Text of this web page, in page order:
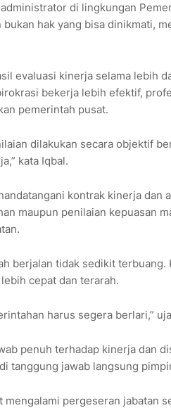
di lingkungan
hak yang bisa dinikmati,
evaluasi kinerja selama lebih
bekerja lebih efektif,
pemerintah pusat.
dilakukan secara objektif
kata Iqbal.
kontrak kinerja dan
maupun penilaian kepuasan
berjalan tidak sedikit terbuang.
cepat dan terarah.
harus segera berlari,”
penuh terhadap kinerja dan
tanggung jawab langsung
pergeseran jabatan